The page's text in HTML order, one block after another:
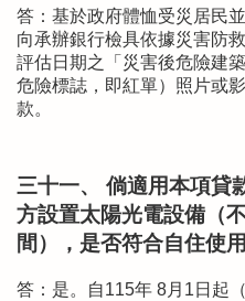
答：基於政府體恤受災居民
向承辦銀行檢具依據災害防
評估日期之「災害後危險建
危險標誌，即紅單）照片或
款。
三十一、 倘適用本項貸
方設置太陽光電設備（
間），是否符合自住使
答：是。自115年 8月1日起